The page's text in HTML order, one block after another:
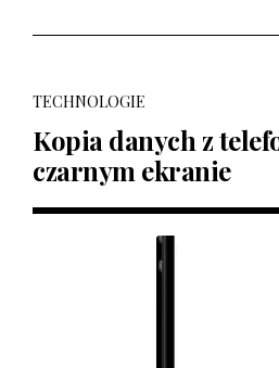
TECHNOLOGIE
Kopia danych z
czarnym ekranie